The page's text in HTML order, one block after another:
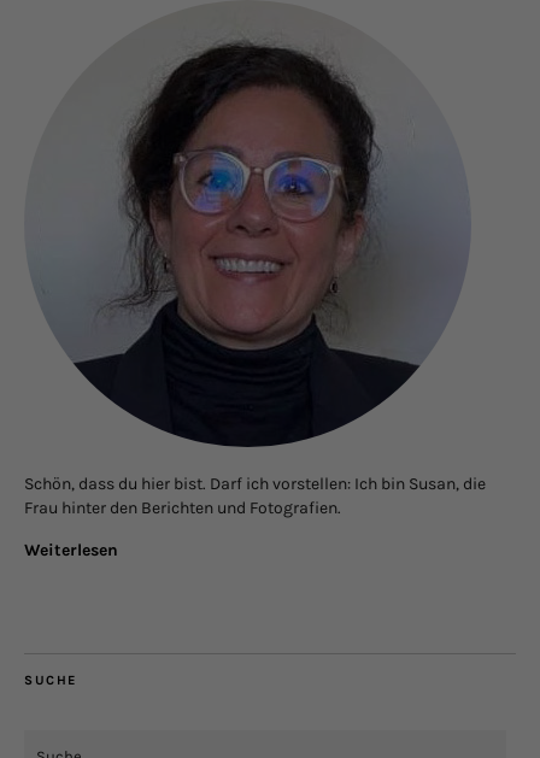
Schön, dass du hier bist. Darf ich vorstellen: Ich bin Susan, die
Frau hinter den Berichten und Fotografien.
Weiterlesen
SUCHE